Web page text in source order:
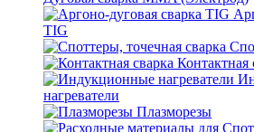
TIG
Контактная
нагреватели
Плазморезы